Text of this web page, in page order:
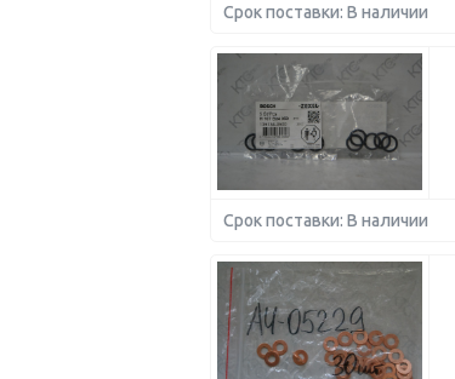
Срок поставки: В наличии
Срок поставки: В наличии